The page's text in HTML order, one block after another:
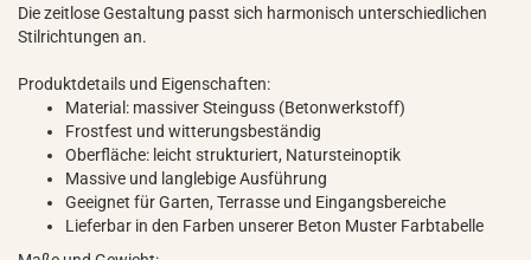
Die zeitlose Gestaltung passt sich harmonisch unterschiedlichen
Stilrichtungen an.
Produktdetails und Eigenschaften:
Material: massiver Steinguss (Betonwerkstoff)
Frostfest und witterungsbeständig
Oberfläche: leicht strukturiert, Natursteinoptik
Massive und langlebige Ausführung
Geeignet für Garten, Terrasse und Eingangsbereiche
Lieferbar in den Farben unserer Beton Muster Farbtabelle